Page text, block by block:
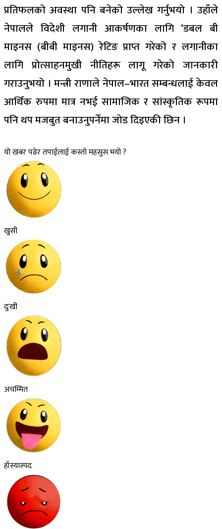
प्रतिफलको अवस्था पनि बनेको उल्लेख गर्नुभयो । उहाँले
नेपालले विदेशी लगानी आकर्षणका लागि ‘डबल बी
माइनस (बीबी माइनस) रेटिङ प्राप्त गरेको र लगानीका
लागि प्रोत्साहनमुखी नीतिहरू लागू गरेको जानकारी
गराउनुभयो । मन्त्री राणाले नेपाल–भारत सम्बन्धलाई केवल
आर्थिक रुपमा मात्र नभई सामाजिक र सांस्कृतिक रूपमा
पनि थप मजबुत बनाउनुपर्नेमा जोड दिइएकी छिन ।
यो खबर पढेर तपाईलाई कस्तो महसुस भयो ?
खुसी
दुःखी
अचम्मित
हाँस्यास्पद